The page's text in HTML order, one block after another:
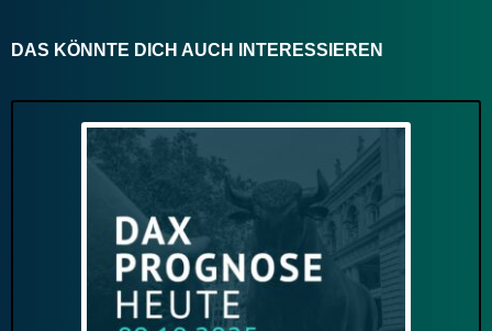
DAS KÖNNTE DICH AUCH INTERESSIEREN